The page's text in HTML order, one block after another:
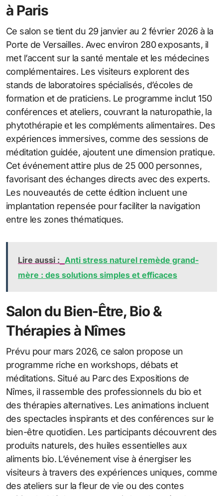
à Paris
Ce salon se tient du 29 janvier au 2 février 2026 à la
Porte de Versailles. Avec environ 280 exposants, il
met l’accent sur la santé mentale et les médecines
complémentaires. Les visiteurs explorent des
stands de laboratoires spécialisés, d’écoles de
formation et de praticiens. Le programme inclut 150
conférences et ateliers, couvrant la naturopathie, la
phytothérapie et les compléments alimentaires. Des
expériences immersives, comme des sessions de
méditation guidée, ajoutent une dimension pratique.
Cet événement attire plus de 25 000 personnes,
favorisant des échanges directs avec des experts.
Les nouveautés de cette édition incluent une
implantation repensée pour faciliter la navigation
entre les zones thématiques.
Lire aussi : Anti stress naturel remède grand-
mère : des solutions simples et efficaces
Salon du Bien-Être, Bio &
Thérapies à Nîmes
Prévu pour mars 2026, ce salon propose un
programme riche en workshops, débats et
méditations. Situé au Parc des Expositions de
Nîmes, il rassemble des professionnels du bio et
des thérapies alternatives. Les animations incluent
des spectacles inspirants et des conférences sur le
bien-être quotidien. Les participants découvrent des
produits naturels, des huiles essentielles aux
aliments bio. L’événement vise à énergiser les
visiteurs à travers des expériences uniques, comme
des ateliers sur la fleur de vie ou des contes